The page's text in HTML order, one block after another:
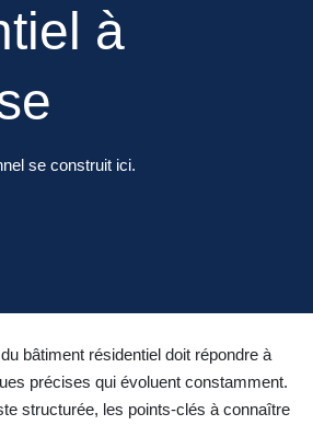
à
se construit ici.
bâtiment résidentiel doit répondre à
précises qui évoluent constamment.
structurée, les points-clés à connaître